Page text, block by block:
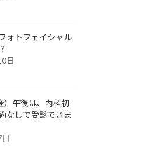
ォトフェイシャル
日
）午後は、内科初
なしで受診できま